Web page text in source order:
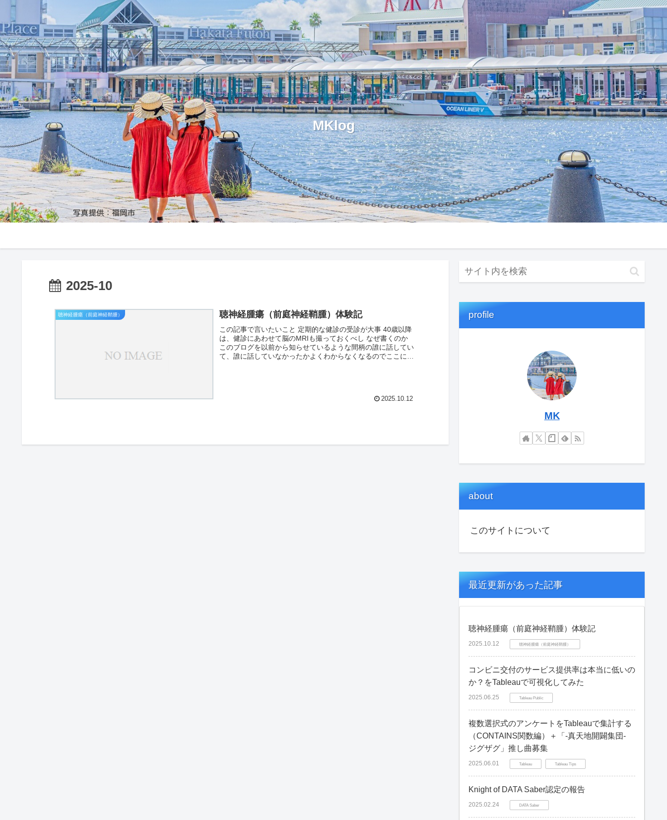
MKlog
2025-10
聴神経腫瘍（前庭神経鞘腫） 聴神経腫瘍（前庭神経鞘腫）体験記
この記事で言いたいこと 定期的な健診の受診が大事 40歳以降
は、健診にあわせて脳のMRIも撮っておくべし なぜ書くのか
このブログを以前から知らせているような間柄の誰に話してい
て、誰に話していなかったかよくわからなくなるのでここに記
2025.10.12
profile
MK
about
このサイトについて
最近更新があった記事
聴神経腫瘍（前庭神経鞘腫）体験記
2025.10.12 聴神経腫瘍（前庭神経鞘腫）
コンビニ交付のサービス提供率は本当に低いの
か？をTableauで可視化してみた
2025.06.25 Tableau Public
複数選択式のアンケートをTableauで集計する
（CONTAINS関数編）＋「-真天地開闢集団-
ジグザグ」推し曲募集
2025.06.01 Tableau Tableau Tips
Knight of DATA Saber認定の報告
2025.02.24 DATA Saber